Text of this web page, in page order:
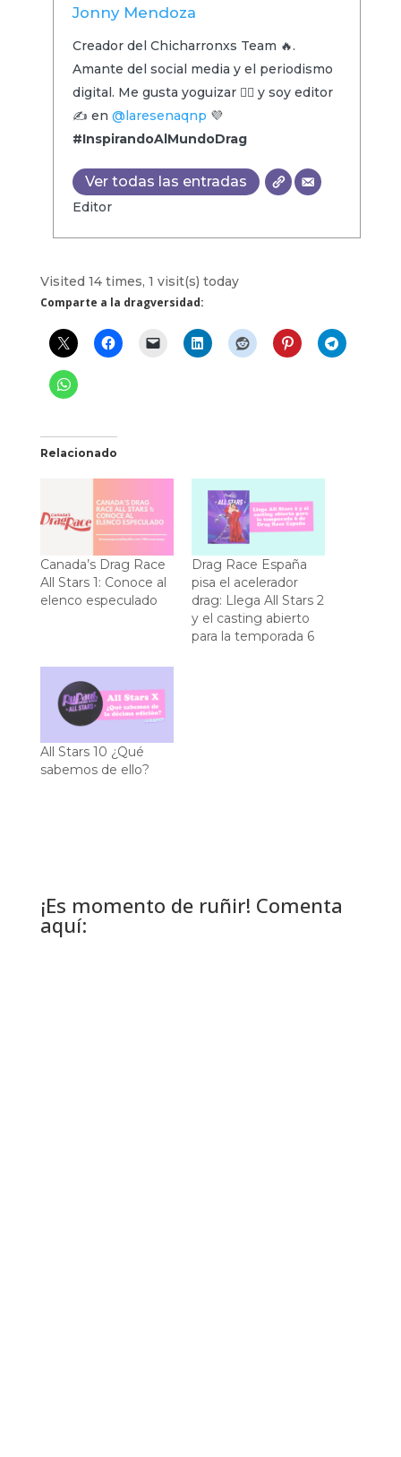
Jonny Mendoza
Creador del Chicharronxs Team 🔥.
Amante del social media y el periodismo
digital. Me gusta yoguizar 🧘‍♂️ y soy editor
✍️ en @laresenaqnp 💜
#InspirandoAlMundoDrag
Ver todas las entradas
Editor
Visited 14 times, 1 visit(s) today
Comparte a la dragversidad:
Relacionado
Canada’s Drag Race
All Stars 1: Conoce al
elenco especulado
Drag Race España
pisa el acelerador
drag: Llega All Stars 2
y el casting abierto
para la temporada 6
All Stars 10 ¿Qué
sabemos de ello?
¡Es momento de ruñir! Comenta
aquí: